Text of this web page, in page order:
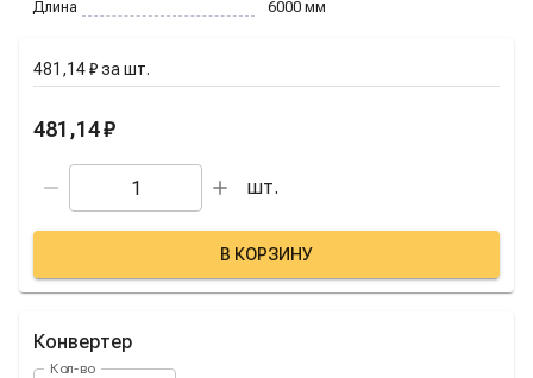
Длина
6000 мм
481,14 ₽за шт.
481,14 ₽
шт.
В КОРЗИНУ
Конвертер
Кол-во